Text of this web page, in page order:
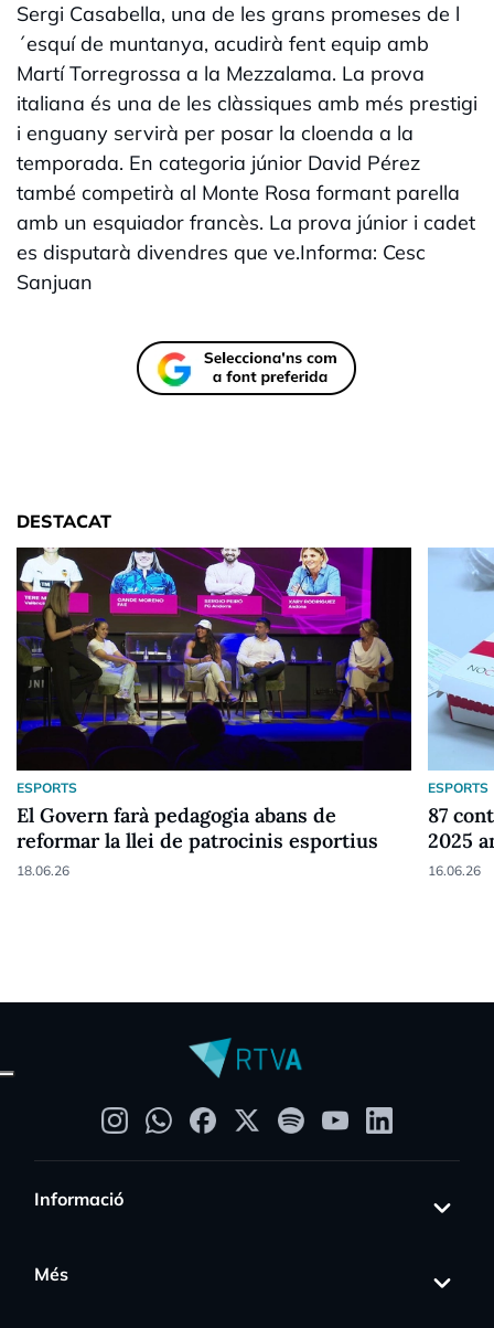
Sergi Casabella, una de les grans promeses de l
´esquí de muntanya, acudirà fent equip amb
Martí Torregrossa a la Mezzalama. La prova
italiana és una de les clàssiques amb més prestigi
i enguany servirà per posar la cloenda a la
temporada. En categoria júnior David Pérez
també competirà al Monte Rosa formant parella
amb un esquiador francès. La prova júnior i cadet
es disputarà divendres que ve.Informa: Cesc
Sanjuan
DESTACAT
ESPORTS
El Govern farà pedagogia abans de
reformar la llei de patrocinis esportius
18.06.26
ESPORTS
87
2025
16.06.26
Informació
Més